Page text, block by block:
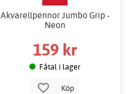
Akvarellpennor Jumbo Grip -
Neon
159 kr
Fåtal i lager
Köp